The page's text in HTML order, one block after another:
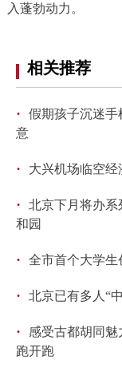
入蓬勃动力。
相关推荐
·
假期孩子沉迷手
意
· 大兴机场临空经
·
北京下月将办
和园
· 全市首个大学
· 北京已有多人“
·
感受古都胡同魅
跑开跑